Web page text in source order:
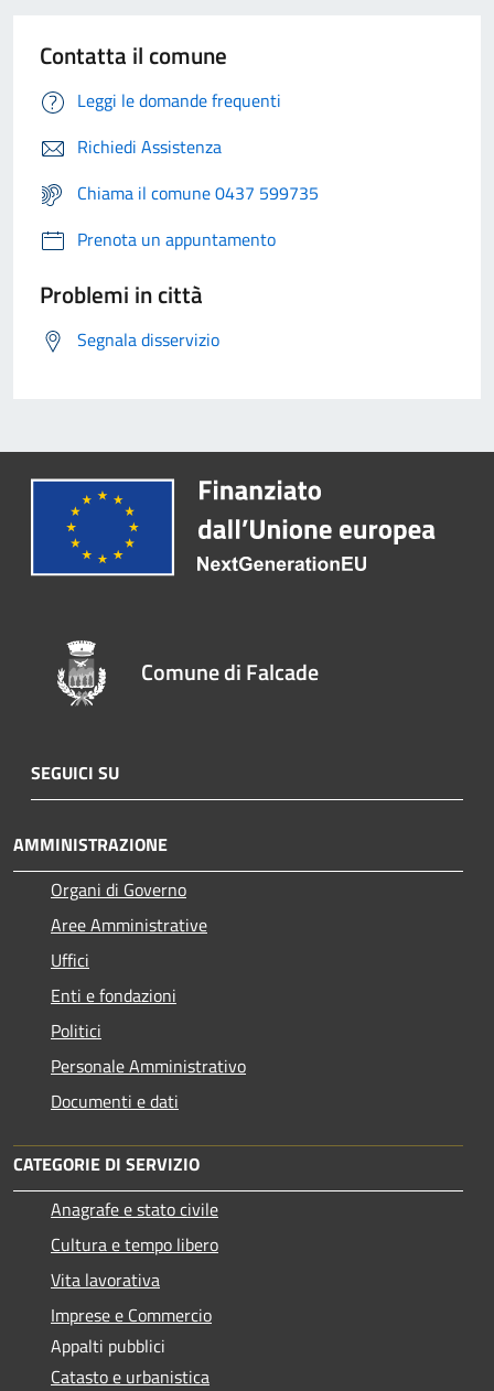
Contatta il comune
Leggi le domande frequenti
Richiedi Assistenza
Chiama il comune 0437 599735
Prenota un appuntamento
Problemi in città
Segnala disservizio
Comune di Falcade
SEGUICI SU
AMMINISTRAZIONE
Organi di Governo
Aree Amministrative
Uffici
Enti e fondazioni
Politici
Personale Amministrativo
Documenti e dati
CATEGORIE DI SERVIZIO
Anagrafe e stato civile
Cultura e tempo libero
Vita lavorativa
Imprese e Commercio
Appalti pubblici
Catasto e urbanistica